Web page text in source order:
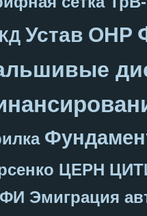
Устав ОНР
ЦЕРН
Эмиграция